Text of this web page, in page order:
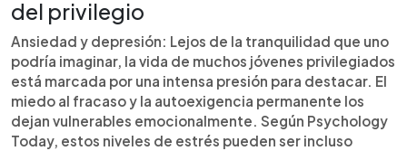
del privilegio
Ansiedad y depresión: Lejos de la tranquilidad que uno
podría imaginar, la vida de muchos jóvenes privilegiados
está marcada por una intensa presión para destacar. El
miedo al fracaso y la autoexigencia permanente los
dejan vulnerables emocionalmente. Según Psychology
Today, estos niveles de estrés pueden ser incluso